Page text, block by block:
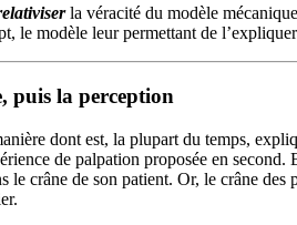
la véracité du modèle
le modèle leur permettant de
puis la perception
dont est, la plupart du temps,
de palpation proposée en
le crâne de son patient. Or, le crâne